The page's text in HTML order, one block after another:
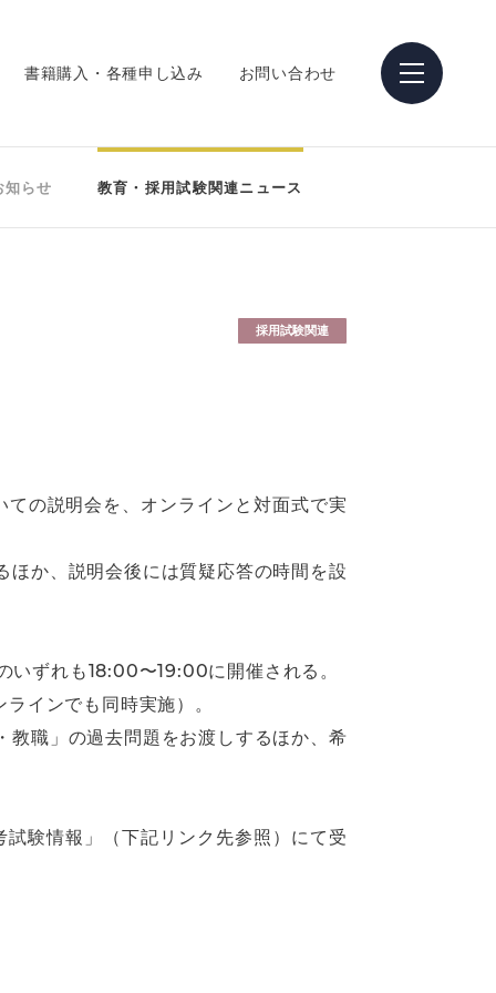
書籍購入・各種申し込み お問い合わせ
知らせ 教育・採用試験関連ニュース
採用試験関連
の説明会を、オンラインと対面式で実
か、説明会後には質疑応答の時間を設
いずれも18:00〜19:00に開催される。
インでも同時実施）。
教職」の過去問題をお渡しするほか、希
験情報」（下記リンク先参照）にて受